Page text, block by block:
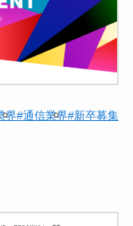
界#通信業界#新卒募集